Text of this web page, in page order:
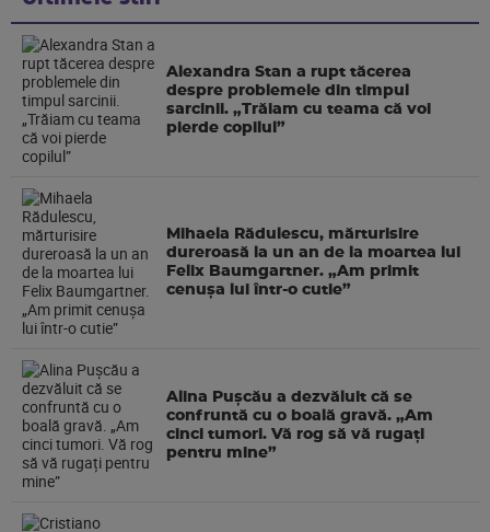
Alexandra Stan a rupt tăcerea
despre problemele din timpul
sarcinii. „Trăiam cu teama că voi
pierde copilul”
Mihaela Rădulescu, mărturisire
dureroasă la un an de la moartea lui
Felix Baumgartner. „Am primit
cenușa lui într-o cutie”
Alina Pușcău a dezvăluit că se
confruntă cu o boală gravă. „Am
cinci tumori. Vă rog să vă rugați
pentru mine”